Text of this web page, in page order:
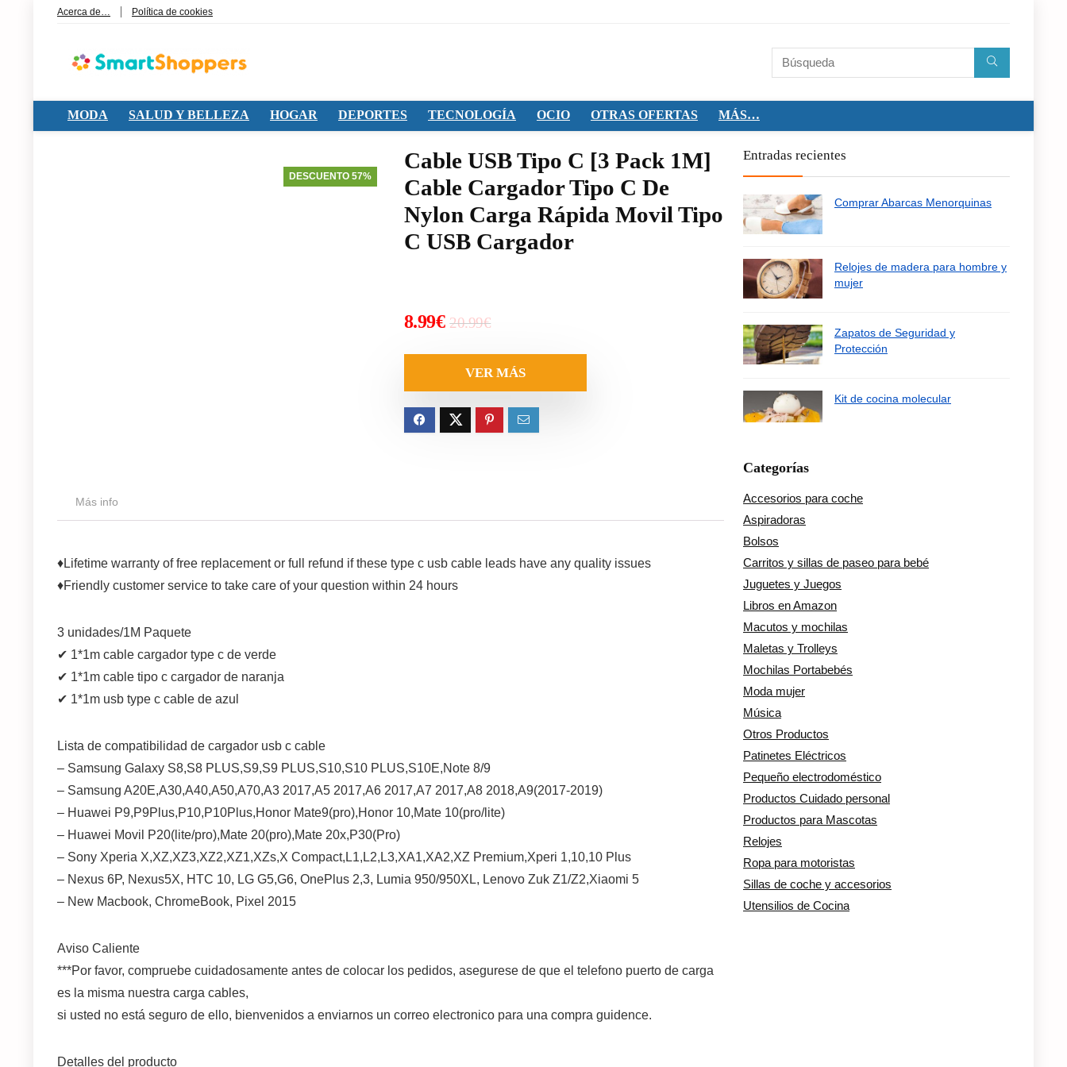
Acerca de… Política de cookies
MODA SALUD Y BELLEZA HOGAR DEPORTES TECNOLOGÍA OCIO OTRAS OFERTAS MÁS…
DESCUENTO 57%
Cable USB Tipo C [3 Pack 1M]
Cable Cargador Tipo C De
Nylon Carga Rápida Movil Tipo
C USB Cargador
20.99€El
original
era:
20.99€.
8.99€
El
actual
es:
8.99€.
VER MÁS
Más info
♦Lifetime warranty of free replacement or full refund if these type c usb cable leads have any quality issues
♦Friendly customer service to take care of your question within 24 hours
3 unidades/1M Paquete
✔ 1*1m cable cargador type c de verde
✔ 1*1m cable tipo c cargador de naranja
✔ 1*1m usb type c cable de azul
Lista de compatibilidad de cargador usb c cable
– Samsung Galaxy S8,S8 PLUS,S9,S9 PLUS,S10,S10 PLUS,S10E,Note 8/9
– Samsung A20E,A30,A40,A50,A70,A3 2017,A5 2017,A6 2017,A7 2017,A8 2018,A9(2017-2019)
– Huawei P9,P9Plus,P10,P10Plus,Honor Mate9(pro),Honor 10,Mate 10(pro/lite)
– Huawei Movil P20(lite/pro),Mate 20(pro),Mate 20x,P30(Pro)
– Sony Xperia X,XZ,XZ3,XZ2,XZ1,XZs,X Compact,L1,L2,L3,XA1,XA2,XZ Premium,Xperi 1,10,10 Plus
– Nexus 6P, Nexus5X, HTC 10, LG G5,G6, OnePlus 2,3, Lumia 950/950XL, Lenovo Zuk Z1/Z2,Xiaomi 5
– New Macbook, ChromeBook, Pixel 2015
Aviso Caliente
***Por favor, compruebe cuidadosamente antes de colocar los pedidos, asegurese de que el telefono puerto de carga
es la misma nuestra carga cables,
si usted no está seguro de ello, bienvenidos a enviarnos un correo electronico para una compra guidence.
Detalles del producto
Entradas recientes
Comprar Abarcas Menorquinas
Relojes de madera para hombre y
mujer
Zapatos de Seguridad y
Protección
Kit de cocina molecular
Categorías
Accesorios para coche
Aspiradoras
Bolsos
Carritos y sillas de paseo para bebé
Juguetes y Juegos
Libros en Amazon
Macutos y mochilas
Maletas y Trolleys
Mochilas Portabebés
Moda mujer
Música
Otros Productos
Patinetes Eléctricos
Pequeño electrodoméstico
Productos Cuidado personal
Productos para Mascotas
Relojes
Ropa para motoristas
Sillas de coche y accesorios
Utensilios de Cocina